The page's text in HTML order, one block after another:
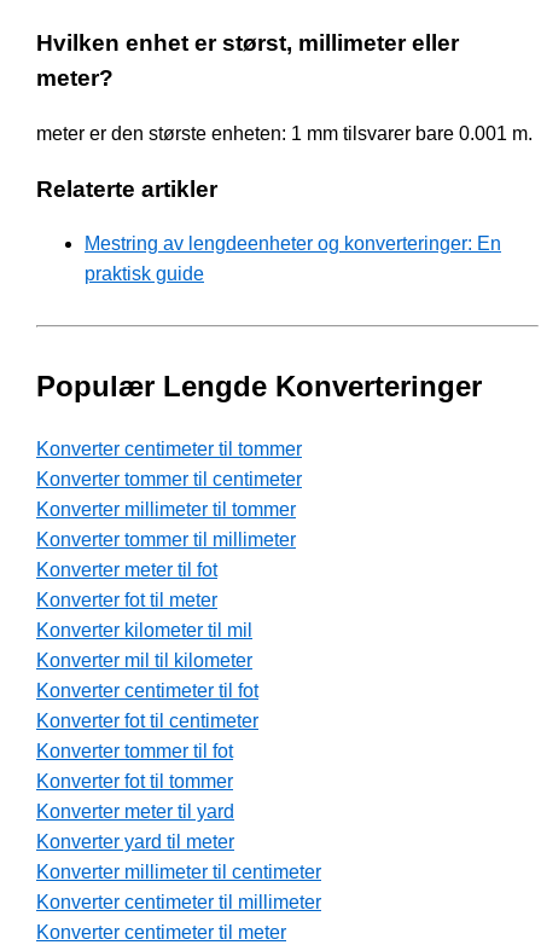
Hvilken enhet er størst, millimeter eller
meter?
meter er den største enheten: 1 mm tilsvarer bare 0.001 m.
Relaterte artikler
Mestring av lengdeenheter og konverteringer: En
praktisk guide
Populær Lengde Konverteringer
Konverter centimeter til tommer
Konverter tommer til centimeter
Konverter millimeter til tommer
Konverter tommer til millimeter
Konverter meter til fot
Konverter fot til meter
Konverter kilometer til mil
Konverter mil til kilometer
Konverter centimeter til fot
Konverter fot til centimeter
Konverter tommer til fot
Konverter fot til tommer
Konverter meter til yard
Konverter yard til meter
Konverter millimeter til centimeter
Konverter centimeter til millimeter
Konverter centimeter til meter